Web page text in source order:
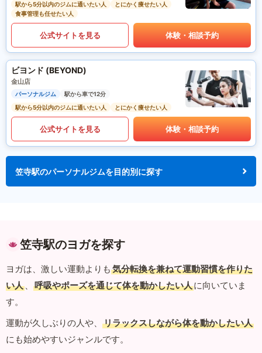
駅から5分以内のジムに通いたい人
とにかく痩せたい人
食事管理も任せたい人
公式サイトを見る 体験・相談予約
ビヨンド (BEYOND)
金山店
パーソナルジム
駅から車で12分
駅から5分以内のジムに通いたい人
とにかく痩せたい人
公式サイトを見る 体験・相談予約
笠寺駅のパーソナルジムを目的別に探す
笠寺駅のヨガを探す
ヨガは、激しい運動よりも 気分転換を兼ねて運動習慣を作りた
い人 、 呼吸やポーズを通じて体を動かしたい人に向いていま
す。
運動が久しぶりの人や、
リラックスしながら体を動かしたい人
にも始めやすいジャンルです。